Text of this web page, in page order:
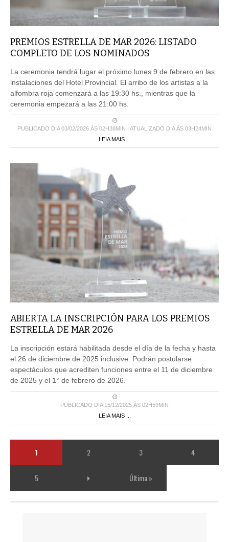
PREMIOS ESTRELLA DE MAR 2026: LISTADO
COMPLETO DE LOS NOMINADOS
La ceremonia tendrá lugar el próximo lunes 9 de febrero en las
instalaciones del Hotel Provincial. El arribo de los artistas a la
alfombra roja comenzará a las 19:30 hs., mientras que la
ceremonia empezará a las 21:00 hs.
PUBLICADO DIA 03/02/2026 ÀS 02H38MIN | ATUALIZADO DIA ÀS 03H24MIN
LEIA MAIS ...
ABIERTA LA INSCRIPCIÓN PARA LOS PREMIOS
ESTRELLA DE MAR 2026
La inscripción estará habilitada desde el día de la fecha y hasta
el 26 de diciembre de 2025 inclusive. Podrán postularse
espectáculos que acrediten funciones entre el 11 de diciembre
de 2025 y el 1° de febrero de 2026.
PUBLICADO DIA 15/12/2025 ÀS 02H59MIN
LEIA MAIS ...
1 2 3 4
5 Última »